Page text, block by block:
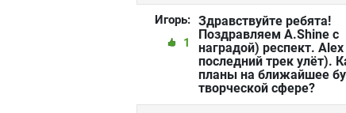
Игорь:
1
Здравствуйте ребята!
Поздравляем A.Shine с
наградой) респект. Alex
последний трек улёт).
планы на ближайшее
творческой сфере?